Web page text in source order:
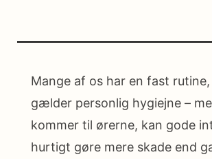
Mange af os har en fast
gælder personlig hygiejne –
kommer til ørerne, kan gode
hurtigt gøre mere skade end